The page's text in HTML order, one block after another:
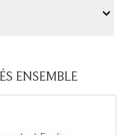
ENSEMBLE